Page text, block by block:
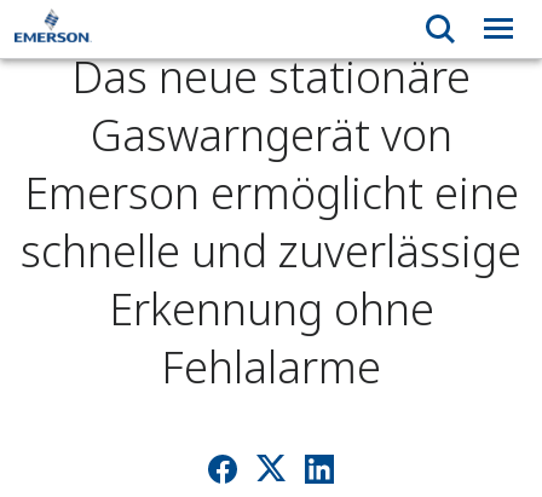
Das neue stationäre
Gaswarngerät von
Emerson ermöglicht eine
schnelle und zuverlässige
Erkennung ohne
Fehlalarme